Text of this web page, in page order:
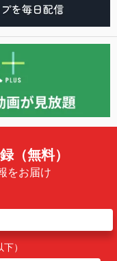
（無料）
をお届け
）